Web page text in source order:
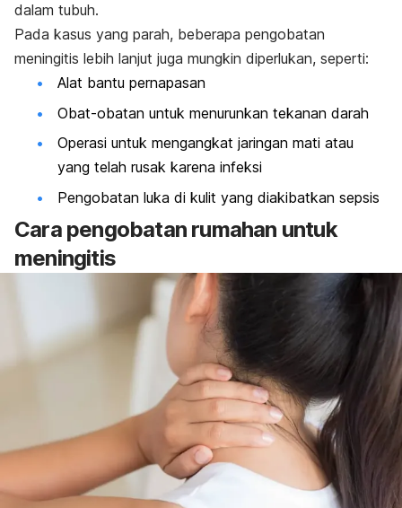
dalam tubuh.
Pada kasus yang parah, beberapa pengobatan
meningitis lebih lanjut juga mungkin diperlukan, seperti:
Alat bantu pernapasan
Obat-obatan untuk menurunkan tekanan darah
Operasi untuk mengangkat jaringan mati atau
yang telah rusak karena infeksi
Pengobatan luka di kulit yang diakibatkan sepsis
Cara pengobatan rumahan untuk
meningitis